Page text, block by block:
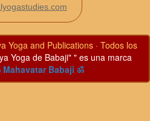
Yoga and Publications · Todos los
Yoga de Babaji" " es una marca
Babaji ॐ